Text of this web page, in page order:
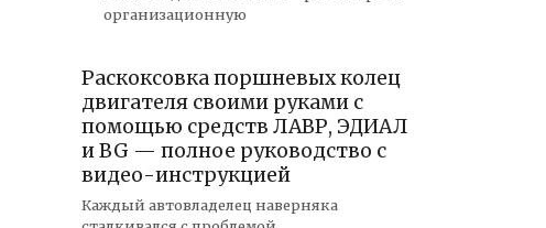
организационную
Раскоксовка поршневых колец
двигателя своими руками с
помощью средств ЛАВР, ЭДИАЛ
и BG — полное руководство с
видео-инструкцией
Каждый автовладелец наверняка